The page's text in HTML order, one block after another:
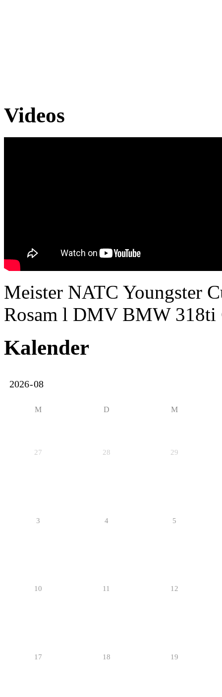
Videos
Meister NATC Youngster
Rosam l DMV BMW
Kalender
M D M
27 28 29
3 4 5
10 11 12
17 18 19